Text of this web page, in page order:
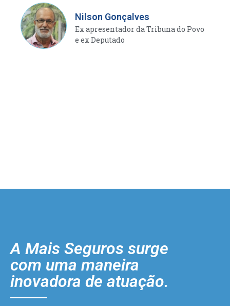
Nilson Gonçalves
Ex apresentador da Tribuna do Povo
e ex Deputado
A Mais Seguros surge
com uma maneira
inovadora de atuação.